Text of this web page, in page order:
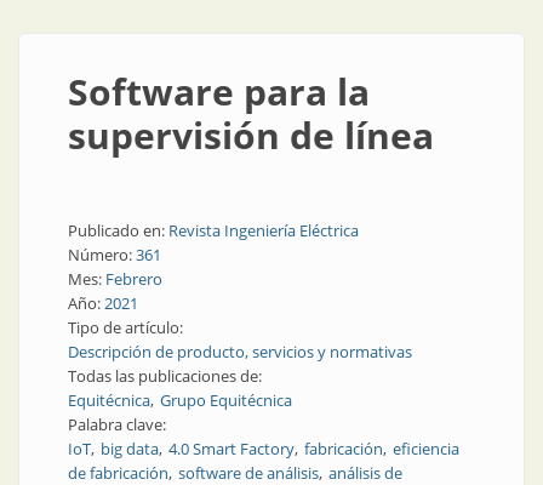
Software para la
supervisión de línea
Publicado en: Revista Ingeniería Eléctrica
Número:361
Mes: Febrero
Año:2021
Tipo de artículo:
Descripción de producto, servicios y normativas
Todas las publicaciones de:
Equitécnica Grupo Equitécnica
Palabra clave:
IoT big data 4.0 Smart Factory fabricación eficiencia
de fabricación software de análisis análisis de